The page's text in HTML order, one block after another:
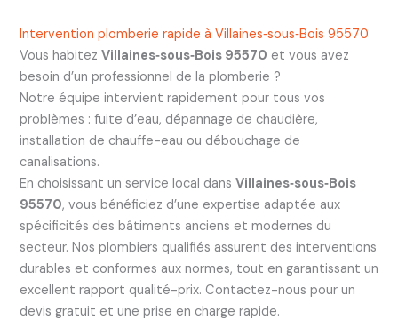
Intervention plomberie rapide à Villaines‑sous‑Bois 95570
Vous habitez Villaines‑sous‑Bois 95570 et vous avez
besoin d’un professionnel de la plomberie ?
Notre équipe intervient rapidement pour tous vos
problèmes : fuite d’eau, dépannage de chaudière,
installation de chauffe-eau ou débouchage de
canalisations.
En choisissant un service local dans Villaines‑sous‑Bois
95570, vous bénéficiez d’une expertise adaptée aux
spécificités des bâtiments anciens et modernes du
secteur. Nos plombiers qualifiés assurent des interventions
durables et conformes aux normes, tout en garantissant un
excellent rapport qualité-prix. Contactez-nous pour un
devis gratuit et une prise en charge rapide.